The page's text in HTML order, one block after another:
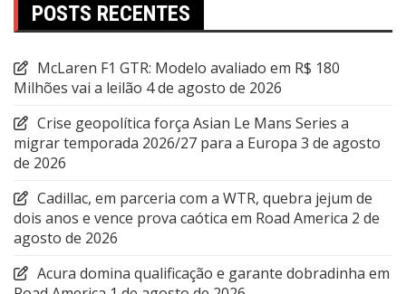
POSTS RECENTES
McLaren F1 GTR: Modelo avaliado em R$ 180
Milhões vai a leilão 4 de agosto de 2026
Crise geopolítica força Asian Le Mans Series a
migrar temporada 2026/27 para a Europa 3 de agosto
de 2026
Cadillac, em parceria com a WTR, quebra jejum de
dois anos e vence prova caótica em Road America 2 de
agosto de 2026
Acura domina qualificação e garante dobradinha em